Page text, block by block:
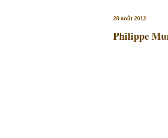
28 août 2012
Philippe